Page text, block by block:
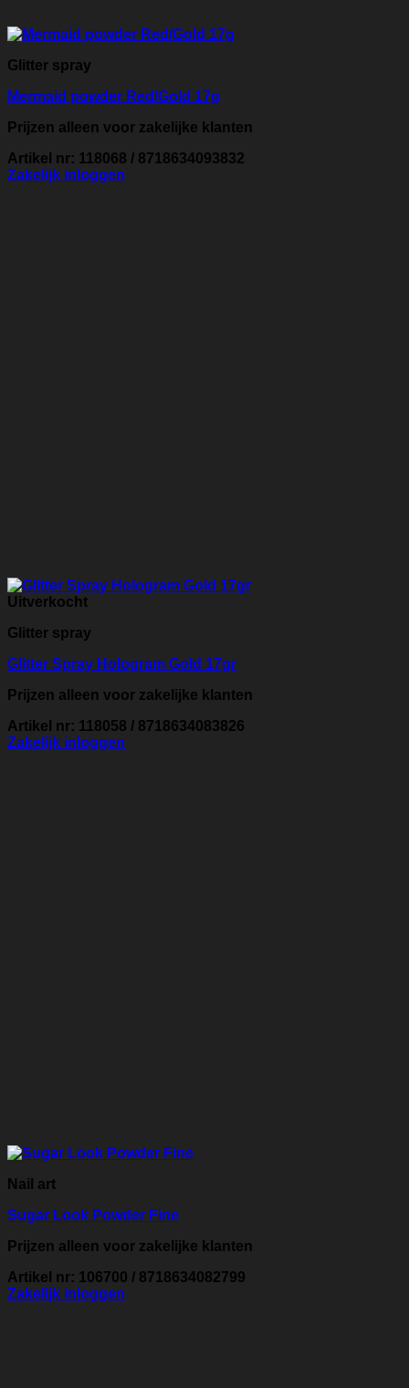
Glitter spray
Mermaid powder Red/Gold 17g
Prijzen alleen voor zakelijke klanten
Artikel nr: 118068 / 8718634093832
Zakelijk inloggen
Uitverkocht
Glitter spray
Glitter Spray Hologram Gold 17gr
Prijzen alleen voor zakelijke klanten
Artikel nr: 118058 / 8718634083826
Zakelijk inloggen
Nail art
Sugar Look Powder Fine
Prijzen alleen voor zakelijke klanten
Artikel nr: 106700 / 8718634082799
Zakelijk inloggen